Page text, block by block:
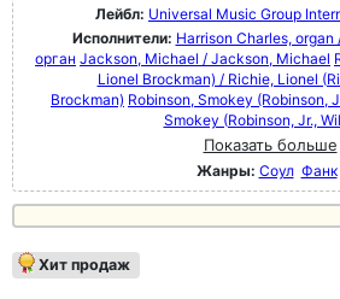
Лейбл: Universal Music Group
Исполнители: Harrison Charles,
орган Jackson, Michael / Jackson, Michael
Lionel Brockman) / Richie, Lionel
Brockman) Robinson, Smokey (Robinson,
Smokey (Robinson, Jr.,
Показать больше
Жанры: Соул Фанк
Хит продаж